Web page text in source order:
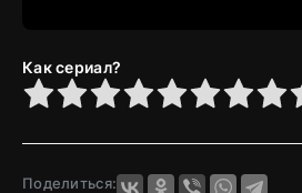
Как сериал?
5 6 7 8 9 10
Поделиться: